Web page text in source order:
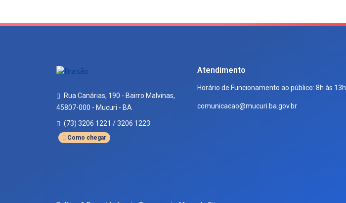
Rua Canárias, 190 - Bairro Malvinas,
45807-000 - Mucuri - BA
(73) 3206 1221 / 3206 1223
Como chegar
Atendimento
Horário de Funcionamento ao público: 8h às 13h.
comunicacao@mucuri.ba.gov.br